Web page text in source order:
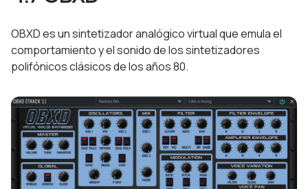
OBXD es un sintetizador analógico virtual que emula el
comportamiento y el sonido de los sintetizadores
polifónicos clásicos de los años 80.